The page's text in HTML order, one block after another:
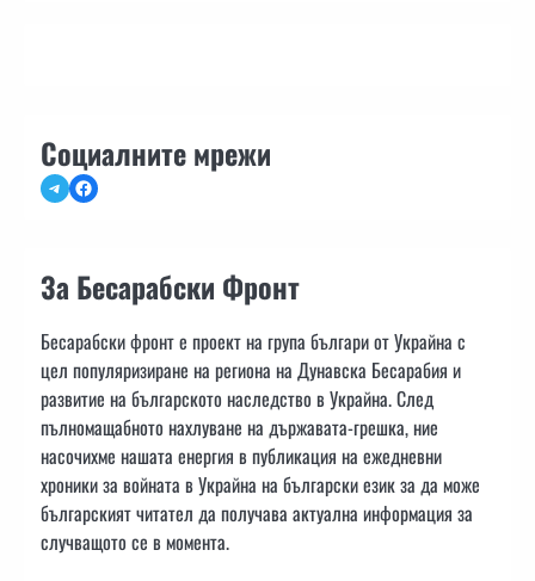
Социалните мрежи
TelegramFacebook
За Бесарабски Фронт
Бесарабски фронт е проект на група българи от Украйна с
цел популяризиране на региона на Дунавска Бесарабия и
развитие на българското наследство в Украйна. След
пълномащабното нахлуване на държавата-грешка, ние
насочихме нашата енергия в публикация на ежедневни
хроники за войната в Украйна на български език за да може
българският читател да получава актуална информация за
случващото се в момента.